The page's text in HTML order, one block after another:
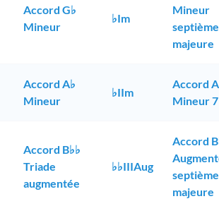
Accord G♭
Mineur
♭Im
Mineur
septième
majeure
Accord A♭
Mineur
♭IIm
Accord
Mineur 7
Accord B♭♭
Triade
augmentée
♭♭IIIAug
Accord
septième
majeure